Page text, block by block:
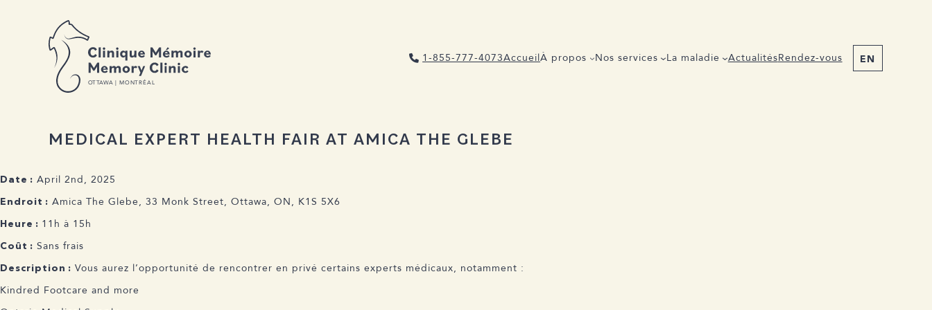
OTTAWA | MONTRÉAL
C M M C 1-855-777-4073AccueilÀ propos Nos services La maladie ActualitésRendez-vous EN
RETOUR AUX ACTUALITÉS
MEDICAL EXPERT HEALTH FAIR AT AMICA THE GLEBE
Date : April 2nd, 2025
Endroit : Amica The Glebe, 33 Monk Street, Ottawa, ON, K1S 5X6
Heure : 11h à 15h
Coût : Sans frais
Description : Vous aurez l’opportunité de rencontrer en privé certains experts médicaux, notamment :
Kindred Footcare and more